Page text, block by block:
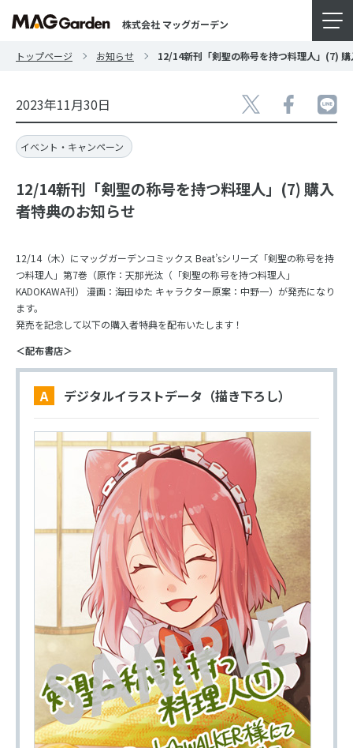
株式会社 マッグガーデン
トップページ お知らせ 12/14新刊「剣聖の称号を持つ料理人」(7)
2023年11月30日
イベント・キャンペーン
12/14新刊「剣聖の称号を持つ料理人」(7) 購入
者特典のお知らせ
12/14（木）にマッグガーデンコミックス Beat’sシリーズ「剣聖の称号を持
つ料理人」第7巻（原作：天那光汰（「剣聖の称号を持つ料理人」
KADOKAWA刊） 漫画：海田ゆた キャラクター原案：中野一）が発売になり
ます。
発売を記念して以下の購入者特典を配布いたします！
＜配布書店＞
A デジタルイラストデータ（描き下ろし）